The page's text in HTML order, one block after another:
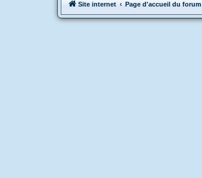
Site internet Page d'accueil du forum